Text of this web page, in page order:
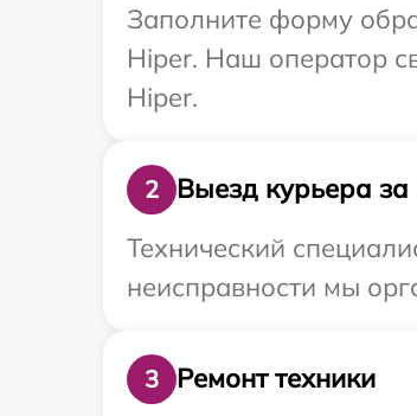
Заполните форму
Hiper. Наш оператор
Hiper.
2
Выезд курьера за
Технический
неисправности мы
3
Ремонт техники